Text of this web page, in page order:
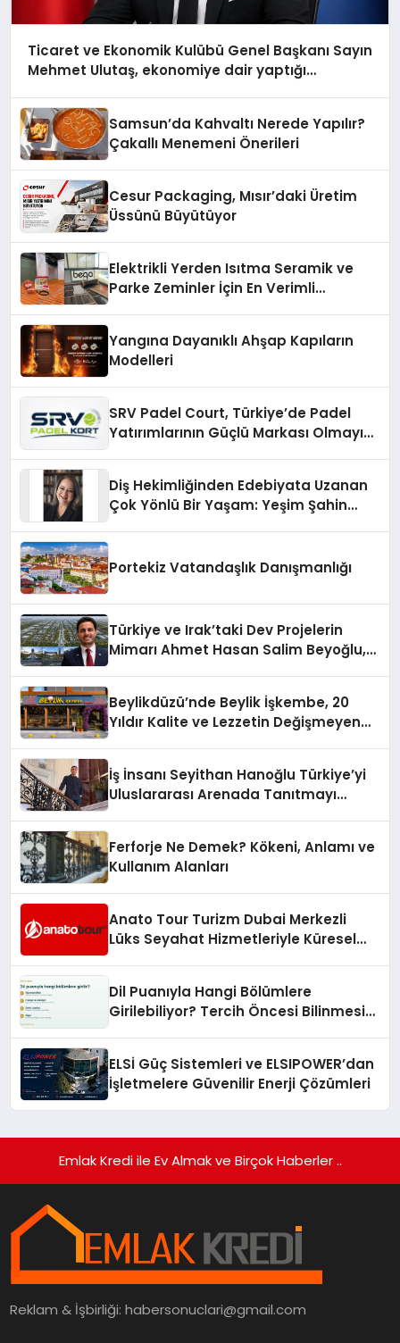
Ticaret ve Ekonomik Kulübü Genel Başkanı Sayın
Mehmet Ulutaş, ekonomiye dair yaptığı
Samsun’da Kahvaltı Nerede Yapılır?
Çakallı Menemeni Önerileri
Cesur Packaging, Mısır’daki Üretim
Üssünü Büyütüyor
Elektrikli Yerden Isıtma Seramik ve
Parke Zeminler İçin En Verimli
Yangına Dayanıklı Ahşap Kapıların
Modelleri
SRV Padel Court, Türkiye’de Padel
Yatırımlarının Güçlü Markası Olmayı
Diş Hekimliğinden Edebiyata Uzanan
Çok Yönlü Bir Yaşam: Yeşim Şahin
Portekiz Vatandaşlık Danışmanlığı
Türkiye ve Irak’taki Dev Projelerin
Mimarı Ahmet Hasan Salim Beyoğlu,
Hayata Geçirecek
Beylikdüzü’nde Beylik İşkembe, 20
Yıldır Kalite ve Lezzetin Değişmeyen
İş İnsanı Seyithan Hanoğlu Türkiye’yi
Uluslararası Arenada Tanıtmayı
Ferforje Ne Demek? Kökeni, Anlamı ve
Kullanım Alanları
Anato Tour Turizm Dubai Merkezli
Lüks Seyahat Hizmetleriyle Küresel
Dil Puanıyla Hangi Bölümlere
Girilebiliyor? Tercih Öncesi Bilinmesi
ELSİ Güç Sistemleri ve ELSIPOWER’dan
İşletmelere Güvenilir Enerji Çözümleri
Emlak Kredi ile Ev Almak ve Birçok Haberler ..
Reklam & İşbirliği:habersonuclari@gmail.com